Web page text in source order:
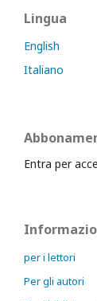
Lingua
English
Italiano
Entra per
per i lettori
Per gli autori